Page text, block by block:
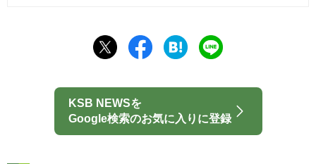
KSB NEWSを
Google検索のお気に入りに登録